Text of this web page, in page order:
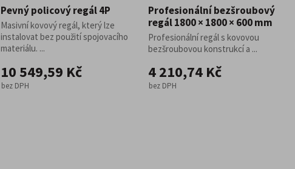
Pevný policový regál 4P
Masivní kovový regál, který lze
instalovat bez použití spojovacího
materiálu. ...
10 549,59 Kč
bez DPH
Profesionální bezšroubový
regál 1800 × 1800 × 600 mm
Profesionální regál s kovovou
bezšroubovou konstrukcí a ...
4 210,74 Kč
bez DPH